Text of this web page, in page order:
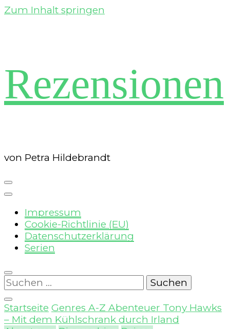
Zum Inhalt springen
Rezensionen
von Petra Hildebrandt
Impressum
Cookie-Richtlinie (EU)
Datenschutzerklärung
Serien
Suchen
nach:
Startseite Genres A-Z Abenteuer Tony Hawks
– Mit dem Kühlschrank durch Irland